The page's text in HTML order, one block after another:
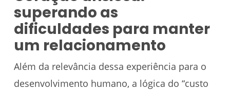
superando as
dificuldades para manter
um relacionamento
Além da relevância dessa experiência para o
desenvolvimento humano, a lógica do “custo